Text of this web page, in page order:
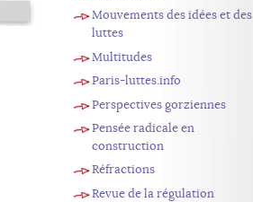
Mouvements des idées et des
luttes
Multitudes
Paris-luttes.info
Perspectives gorziennes
Pensée radicale en
construction
Réfractions
Revue de la régulation